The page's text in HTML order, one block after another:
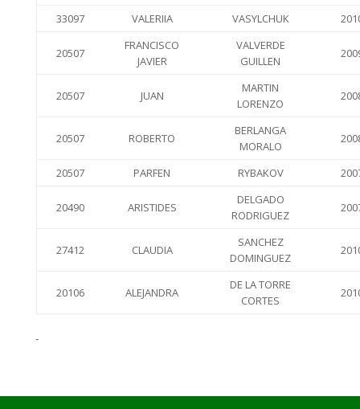
33097
VALERIIA VASYLCHUK
20507
FRANCISCO
JAVIER
VALVERDE
GUILLEN
20507 JUAN
MARTIN
LORENZO
20507 ROBERTO
BERLANGA
MORALO
20507 PARFEN RYBAKOV
20490 ARISTIDES
DELGADO
RODRIGUEZ
27412 CLAUDIA
SANCHEZ
DOMINGUEZ
20106 ALEJANDRA
DE LA TORRE
CORTES